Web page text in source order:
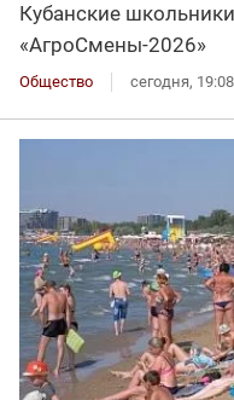
Кубанские
«АгроСмены-2026»
Общество сегодня, 19:08